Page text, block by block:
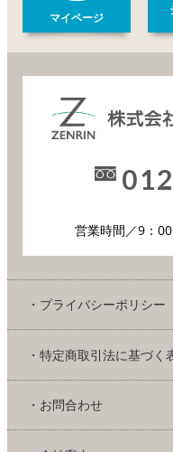
マイページ
営業時間／9：
・プライバシーポリシー
・特定商取引法に基づく
・お問合わせ